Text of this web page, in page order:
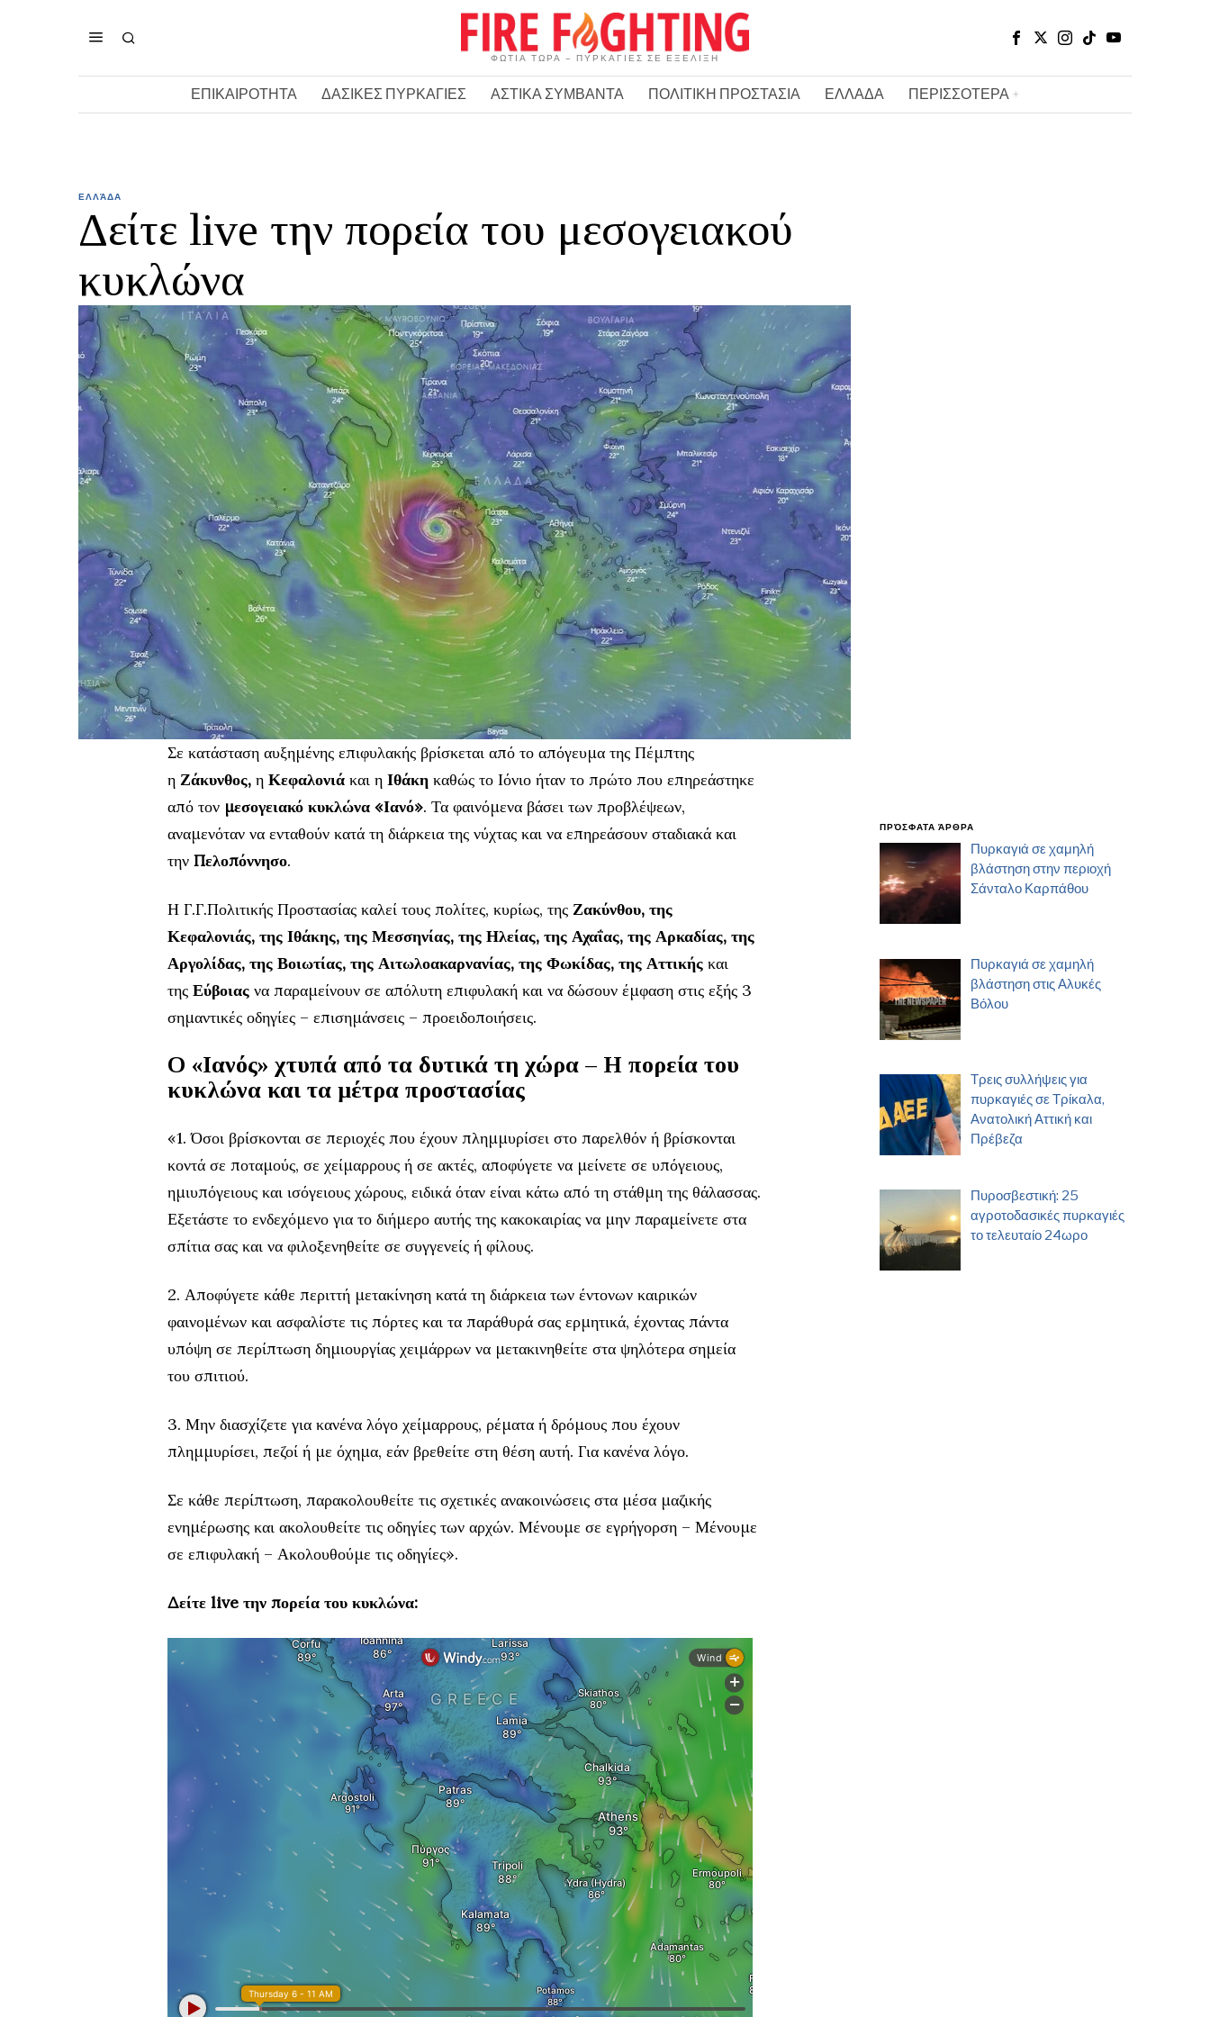
ΦΩΤΙΑ ΤΩΡΑ – ΠΥΡΚΑΓΙΕΣ ΣΕ ΕΞΕΛΙΞΗ
ΕΠΙΚΑΙΡΟΤΗΤΑ ΔΑΣΙΚΕΣ ΠΥΡΚΑΓΙΕΣ ΑΣΤΙΚΑ ΣΥΜΒΑΝΤΑ ΠΟΛΙΤΙΚΗ ΠΡΟΣΤΑΣΙΑ ΕΛΛΑΔΑ ΠΕΡΙΣΣΟΤΕΡΑ
ΕΛΛΆΔΑ
Δείτε live την πορεία του μεσογειακού
κυκλώνα
Σε κατάσταση αυξημένης επιφυλακής βρίσκεται από το απόγευμα της Πέμπτης
η Ζάκυνθος, η Κεφαλονιά και η Ιθάκη καθώς το Ιόνιο ήταν το πρώτο που επηρεάστηκε
από τον μεσογειακό κυκλώνα «Ιανό». Τα φαινόμενα βάσει των προβλέψεων,
αναμενόταν να ενταθούν κατά τη διάρκεια της νύχτας και να επηρεάσουν σταδιακά και
την Πελοπόννησο.
Η Γ.Γ.Πολιτικής Προστασίας καλεί τους πολίτες, κυρίως, της Ζακύνθου, της
Κεφαλονιάς, της Ιθάκης, της Μεσσηνίας, της Ηλείας, της Αχαΐας, της Αρκαδίας, της
Αργολίδας, της Βοιωτίας, της Αιτωλοακαρνανίας, της Φωκίδας, της Αττικής και
της Εύβοιας να παραμείνουν σε απόλυτη επιφυλακή και να δώσουν έμφαση στις εξής 3
σημαντικές οδηγίες – επισημάνσεις – προειδοποιήσεις.
Ο «Ιανός» χτυπά από τα δυτικά τη χώρα – Η πορεία του
κυκλώνα και τα μέτρα προστασίας
«1. Όσοι βρίσκονται σε περιοχές που έχουν πλημμυρίσει στο παρελθόν ή βρίσκονται
κοντά σε ποταμούς, σε χείμαρρους ή σε ακτές, αποφύγετε να μείνετε σε υπόγειους,
ημιυπόγειους και ισόγειους χώρους, ειδικά όταν είναι κάτω από τη στάθμη της θάλασσας.
Εξετάστε το ενδεχόμενο για το διήμερο αυτής της κακοκαιρίας να μην παραμείνετε στα
σπίτια σας και να φιλοξενηθείτε σε συγγενείς ή φίλους.
2. Αποφύγετε κάθε περιττή μετακίνηση κατά τη διάρκεια των έντονων καιρικών
φαινομένων και ασφαλίστε τις πόρτες και τα παράθυρά σας ερμητικά, έχοντας πάντα
υπόψη σε περίπτωση δημιουργίας χειμάρρων να μετακινηθείτε στα ψηλότερα σημεία
του σπιτιού.
3. Μην διασχίζετε για κανένα λόγο χείμαρρους, ρέματα ή δρόμους που έχουν
πλημμυρίσει, πεζοί ή με όχημα, εάν βρεθείτε στη θέση αυτή. Για κανένα λόγο.
Σε κάθε περίπτωση, παρακολουθείτε τις σχετικές ανακοινώσεις στα μέσα μαζικής
ενημέρωσης και ακολουθείτε τις οδηγίες των αρχών. Μένουμε σε εγρήγορση – Μένουμε
σε επιφυλακή – Ακολουθούμε τις οδηγίες».
Δείτε live την πορεία του κυκλώνα:
ΠΡΌΣΦΑΤΑ ΆΡΘΡΑ
Πυρκαγιά σε χαμηλή
βλάστηση στην περιοχή
Σάνταλο Καρπάθου
Πυρκαγιά σε χαμηλή
βλάστηση στις Αλυκές
Βόλου
Τρεις συλλήψεις για
πυρκαγιές σε Τρίκαλα,
Ανατολική Αττική και
Πρέβεζα
Πυροσβεστική: 25
αγροτοδασικές πυρκαγιές
το τελευταίο 24ωρο